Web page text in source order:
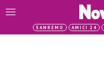
SANREMO AMICI 24